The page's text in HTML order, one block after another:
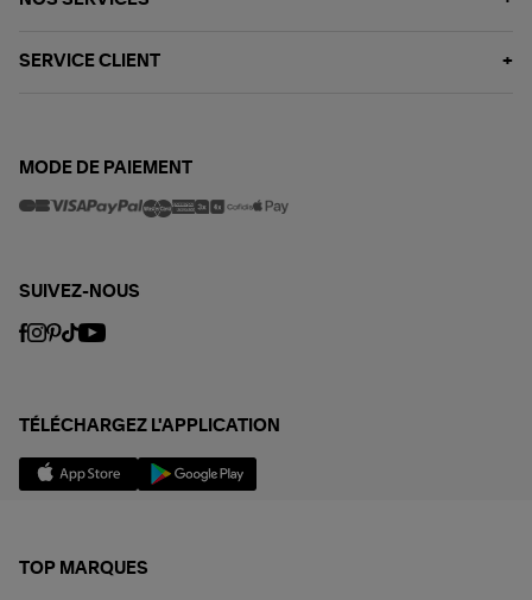
SERVICE CLIENT
MODE DE PAIEMENT
SUIVEZ-NOUS
TÉLÉCHARGEZ L'APPLICATION
TOP MARQUES